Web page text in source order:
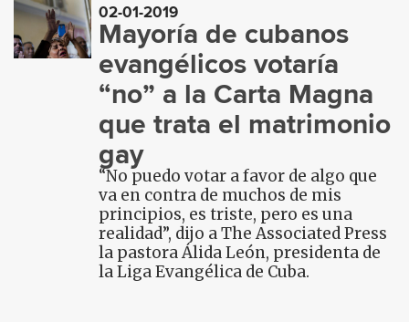
02-01-2019
Mayoría de cubanos
evangélicos votaría
“no” a la Carta Magna
que trata el matrimonio
gay
“No puedo votar a favor de algo que
va en contra de muchos de mis
principios, es triste, pero es una
realidad”, dijo a The Associated Press
la pastora Álida León, presidenta de
la Liga Evangélica de Cuba.